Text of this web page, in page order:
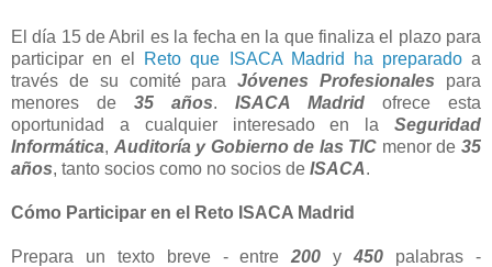
El día 15 de Abril es la fecha en la que finaliza el plazo para
participar en el Reto que ISACA Madrid ha preparadoa
través de su comité paraJóvenes Profesionales para
menores de 35 años. ISACA Madrid ofrece esta
oportunidad a cualquier interesado en la Seguridad
Informática, Auditoría y Gobierno de las TIC menor de35
años, tanto socios como no socios de ISACA.
Cómo Participar en el Reto ISACA Madrid
Prepara un texto breve - entre200 y450 palabras -